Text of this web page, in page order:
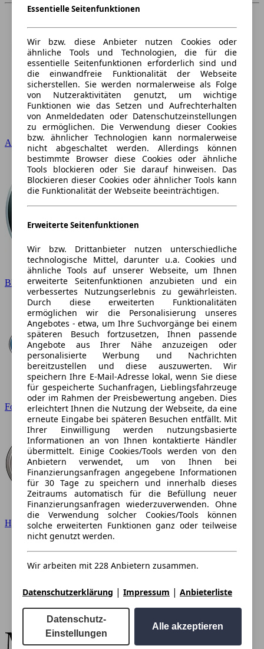
Audi
BMW
Ford
Hyundai
Essentielle Seitenfunktionen
Wir bzw. diese Anbieter nutzen Cookies oder
ähnliche Tools und Technologien, die für die
essentielle Seitenfunktionen erforderlich sind und
die einwandfreie Funktionalität der Webseite
sicherstellen. Sie werden normalerweise als Folge
von Nutzeraktivitäten genutzt, um wichtige
Funktionen wie das Setzen und Aufrechterhalten
von Anmeldedaten oder Datenschutzeinstellungen
zu ermöglichen. Die Verwendung dieser Cookies
bzw. ähnlicher Technologien kann normalerweise
nicht abgeschaltet werden. Allerdings können
bestimmte Browser diese Cookies oder ähnliche
Tools blockieren oder Sie darauf hinweisen. Das
Blockieren dieser Cookies oder ähnlicher Tools kann
die Funktionalität der Webseite beeinträchtigen.
Erweiterte Seitenfunktionen
Wir bzw. Drittanbieter nutzen unterschiedliche
technologische Mittel, darunter u.a. Cookies und
ähnliche Tools auf unserer Webseite, um Ihnen
erweiterte Seitenfunktionen anzubieten und ein
verbessertes Nutzungserlebnis zu gewährleisten.
Durch diese erweiterten Funktionalitäten
ermöglichen wir die Personalisierung unseres
Angebotes - etwa, um Ihre Suchvorgänge bei einem
späteren Besuch fortzusetzen, Ihnen passende
Angebote aus Ihrer Nähe anzuzeigen oder
personalisierte Werbung und Nachrichten
bereitzustellen und diese auszuwerten. Wir
speichern Ihre E-Mail-Adresse lokal, wenn Sie diese
für gespeicherte Suchanfragen, Lieblingsfahrzeuge
oder im Rahmen der Preisbewertung angeben. Dies
erleichtert Ihnen die Nutzung der Webseite, da eine
erneute Eingabe bei späteren Besuchen entfällt. Mit
Ihrer Einwilligung werden nutzungsbasierte
Informationen an von Ihnen kontaktierte Händler
übermittelt. Einige Cookies/Tools werden von den
Anbietern verwendet, um von Ihnen bei
Finanzierungsanfragen angegebene Informationen
für 30 Tage zu speichern und innerhalb dieses
Zeitraums automatisch für die Befüllung neuer
Finanzierungsanfragen wiederzuverwenden. Ohne
die Verwendung solcher Cookies/Tools können
solche erweiterten Funktionen ganz oder teilweise
nicht genutzt werden.
Wir arbeiten mit 228 Anbietern zusammen.
Datenschutzerklärung | Impressum | Anbieterliste
Datenschutz-
Einstellungen
Alle akzeptieren